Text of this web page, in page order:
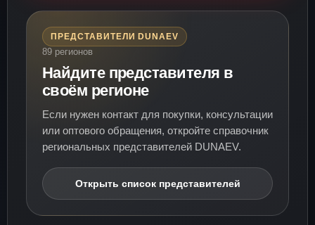
ПРЕДСТАВИТЕЛИ DUNAEV
89 регионов
Найдите представителя в
своём регионе
Если нужен контакт для покупки, консультации
или оптового обращения, откройте справочник
региональных представителей DUNAEV.
Открыть список представителей